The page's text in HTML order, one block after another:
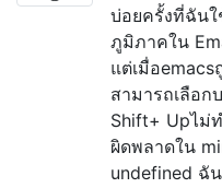
บ่อยครั้งที่ฉันใ
ภูมิภาคใน
แต่เมื่อ
สามารถเลือก
Shift+ Upไม่
ผิดพลาดใน
undefined ฉั